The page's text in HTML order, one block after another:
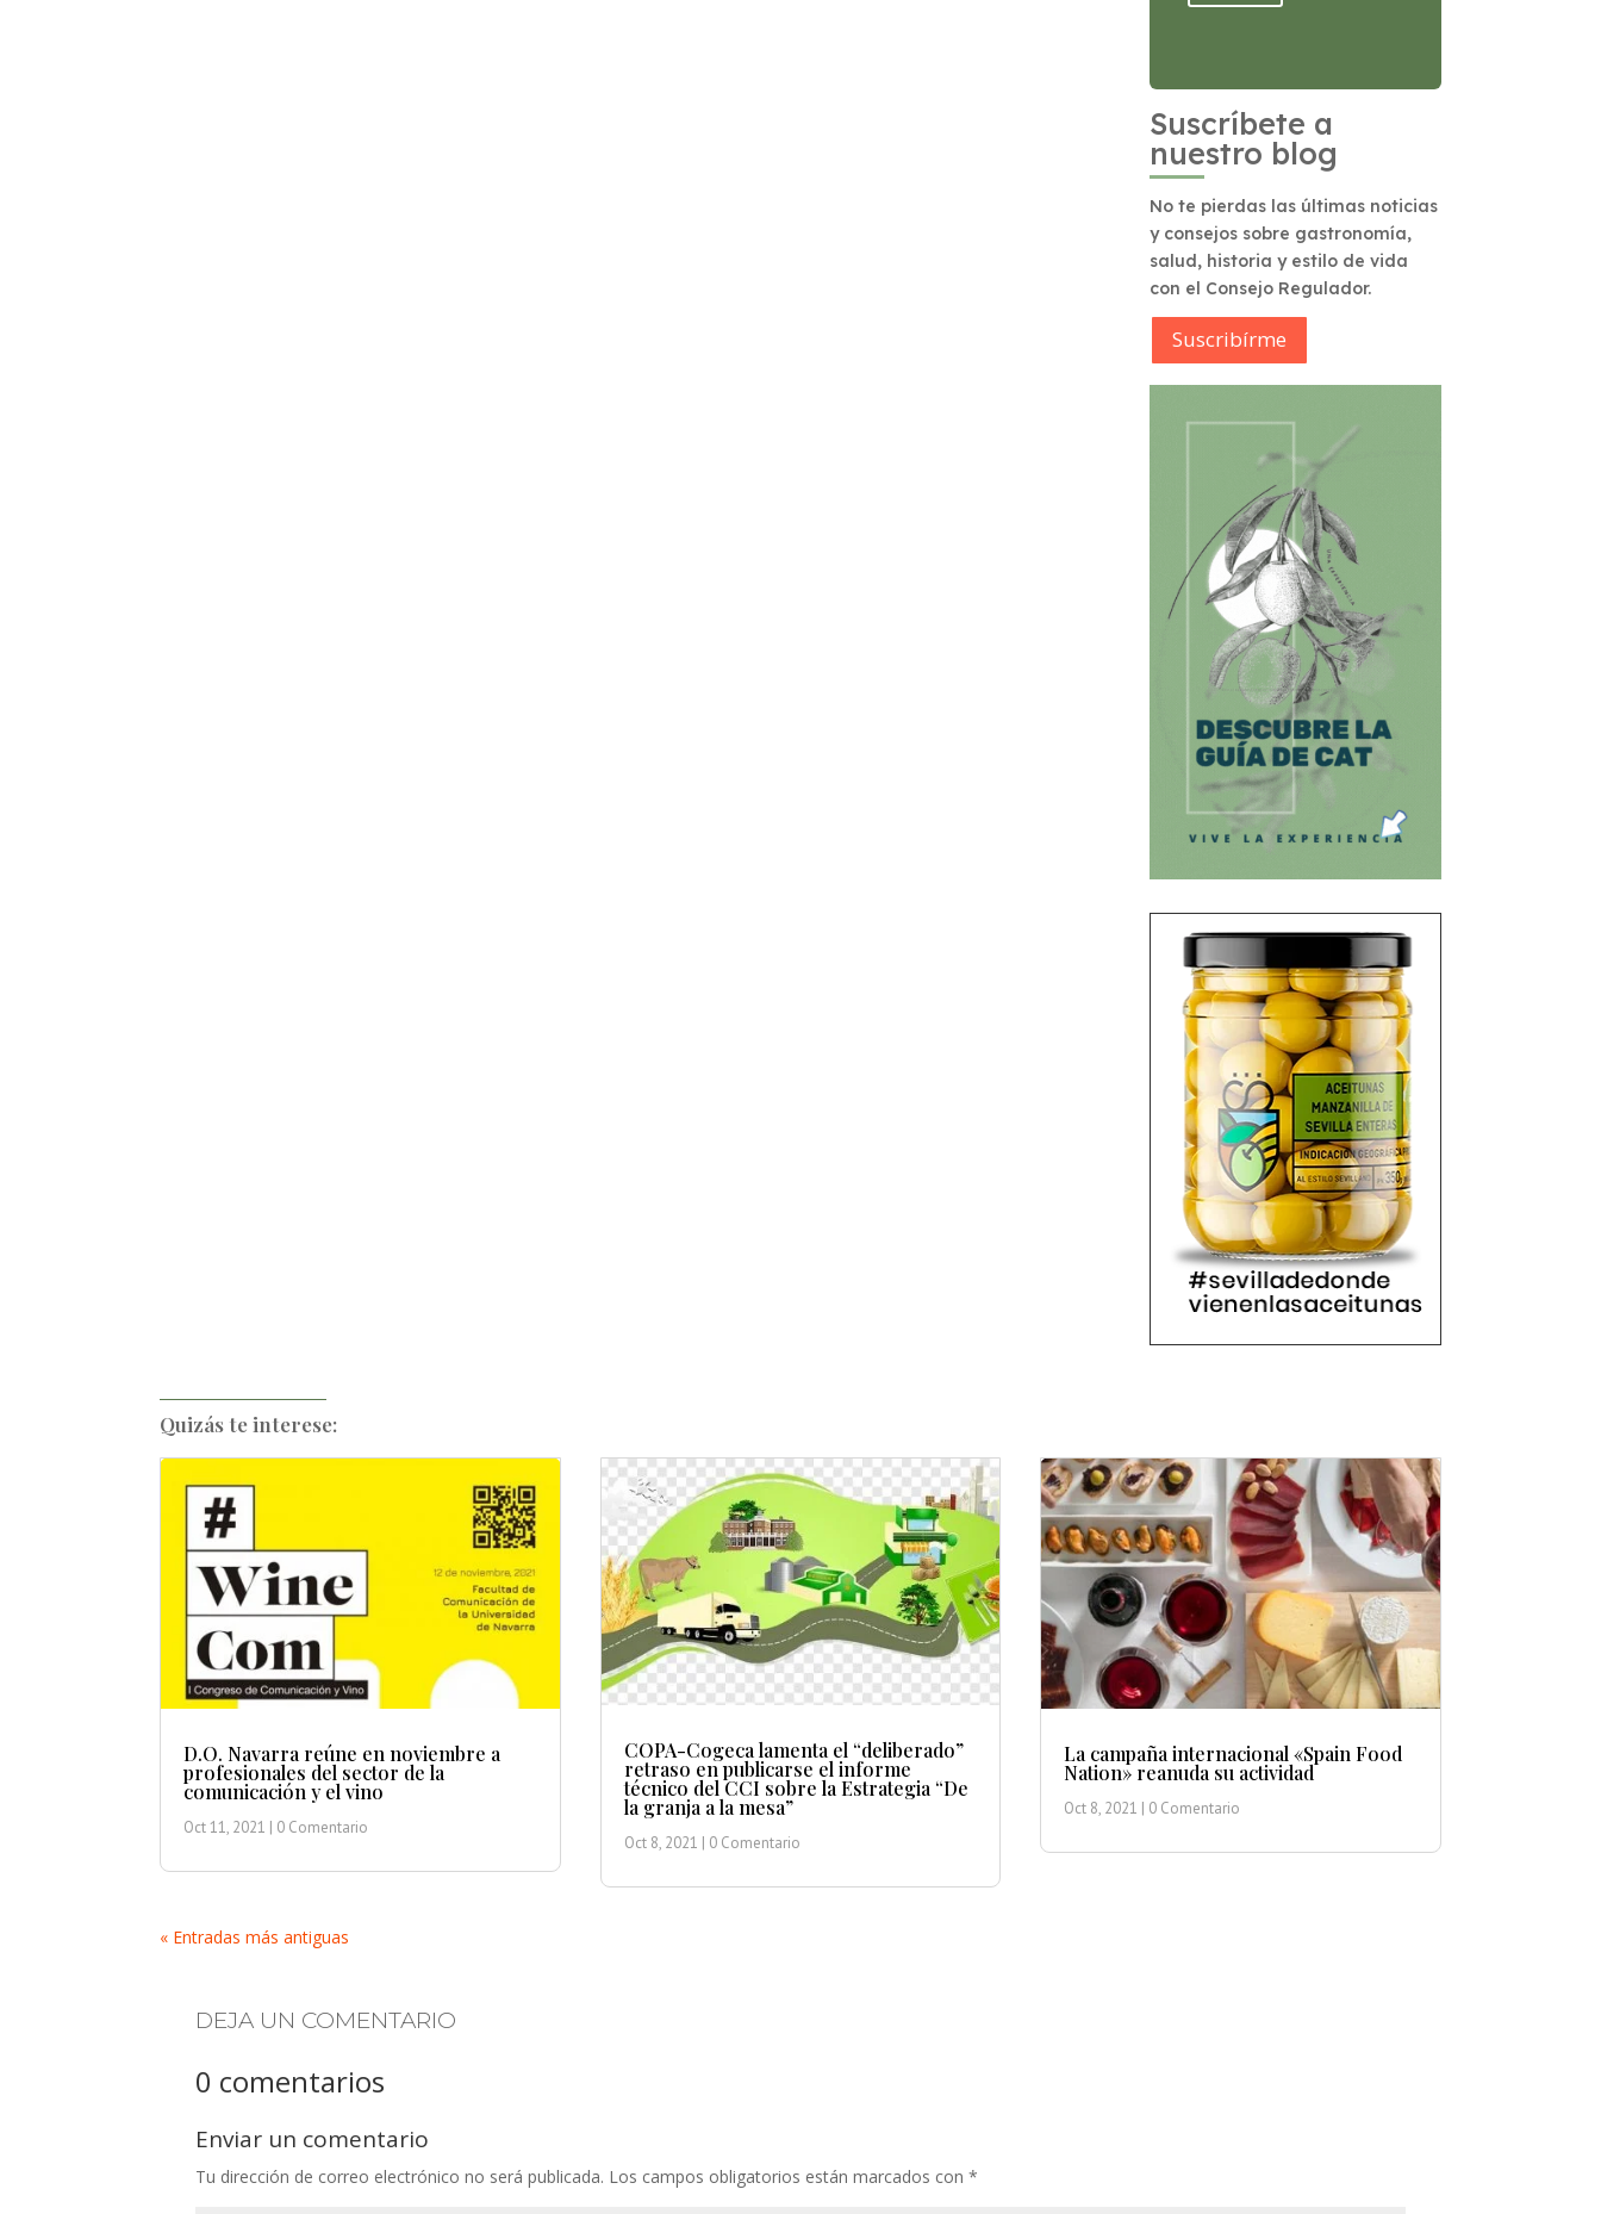
Suscríbete a
nuestro blog
No te pierdas las últimas noticias
y consejos sobre gastronomía,
salud, historia y estilo de vida
con el Consejo Regulador.
Suscribírme
Quizás te interese:
D.O. Navarra reúne en noviembre a
profesionales del sector de la
comunicación y el vino
Oct 11, 2021 | 0 Comentario
COPA-Cogeca lamenta el “deliberado”
retraso en publicarse el informe
técnico del CCI sobre la Estrategia “De
la granja a la mesa”
Oct 8, 2021 | 0 Comentario
La campaña internacional «Spain Food
Nation» reanuda su actividad
Oct 8, 2021 | 0 Comentario
« Entradas más antiguas
DEJA UN COMENTARIO
0 comentarios
Enviar un comentario
Tu dirección de correo electrónico no será publicada. Los campos obligatorios están marcados con*